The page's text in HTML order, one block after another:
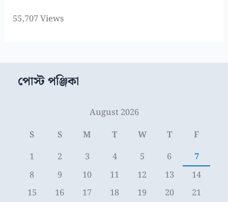
55,707 Views
পোস্ট পঞ্জিকা
August 2026
S
S M T W T
F
1
2 3 4 5 6
7
8
9 10 11 12 13
14
15
16 17 18 19 20
21